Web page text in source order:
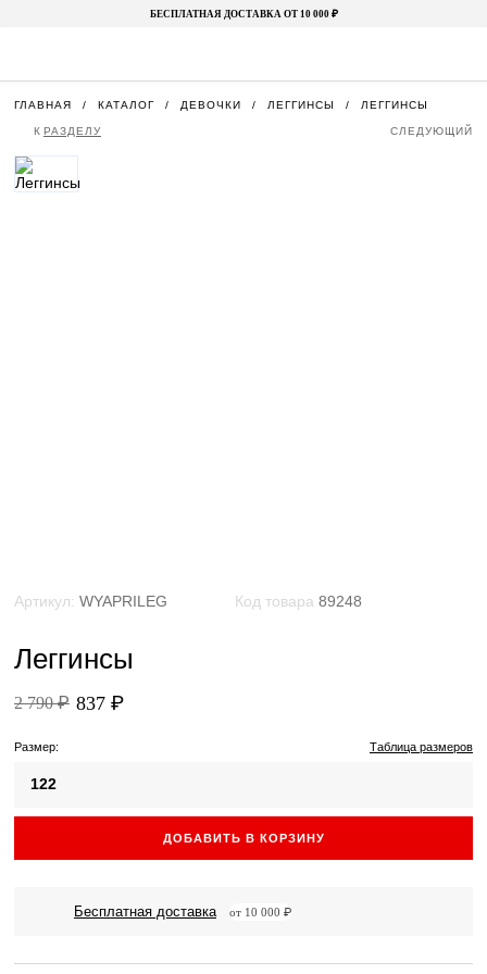
БЕСПЛАТНАЯ ДОСТАВКА ОТ 10 000 ₽
ГЛАВНАЯ КАТАЛОГ ДЕВОЧКИ ЛЕГГИНСЫ ЛЕГГИНСЫ
К РАЗДЕЛУ СЛЕДУЮЩИЙ
Артикул: WYAPRILEG Код товара 89248
Леггинсы
2 790 ₽ 837 ₽
Размер: Таблица размеров
122
ДОБАВИТЬ В КОРЗИНУ
Бесплатная доставка от 10 000 ₽